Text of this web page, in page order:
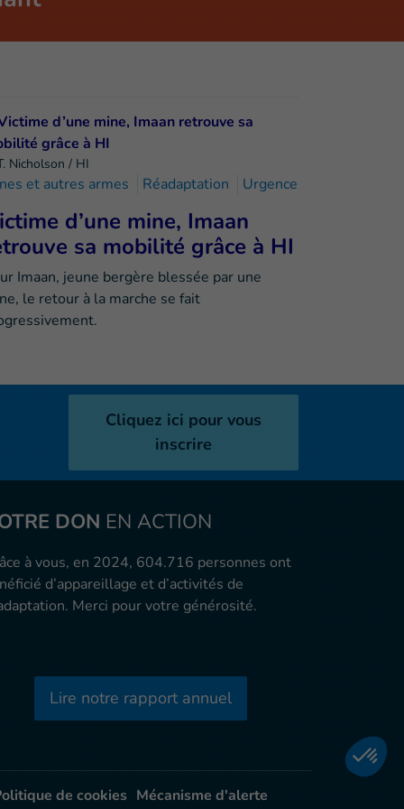
Nicholson / HI
et autres armes Réadaptation Urgence
d’une mine, Imaan
sa mobilité grâce à HI
Imaan, jeune bergère blessée par une
le retour à la marche se fait
Cliquez ici pour vous
inscrire
DON EN ACTION
à vous, en 2024, 604.716 personnes ont
d’appareillage et d’activités de
Merci pour votre générosité.
Lire notre rapport annuel
de cookies Mécanisme d'alerte